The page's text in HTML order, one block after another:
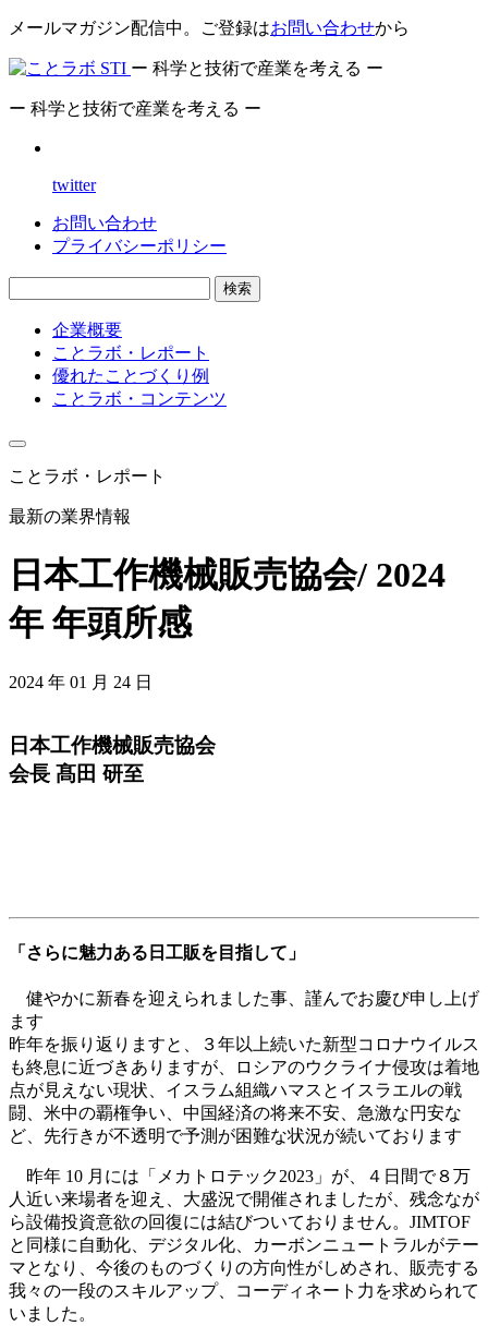
メールマガジン配信中。ご登録はお問い合わせから
ー 科学と技術で産業を考える ー
ー 科学と技術で産業を考える ー
twitter
お問い合わせ
プライバシーポリシー
検索
企業概要
ことラボ・レポート
優れたことづくり例
ことラボ・コンテンツ
ことラボ・レポート
最新の業界情報
日本工作機械販売協会/ 2024
年 年頭所感
2024 年 01 月 24 日
日本工作機械販売協会
会長 髙田 研至
「さらに魅力ある日工販を目指して」
健やかに新春を迎えられました事、謹んでお慶び申し上げ
ます
昨年を振り返りますと、３年以上続いた新型コロナウイルス
も終息に近づきありますが、ロシアのウクライナ侵攻は着地
点が見えない現状、イスラム組織ハマスとイスラエルの戦
闘、米中の覇権争い、中国経済の将来不安、急激な円安な
ど、先行きが不透明で予測が困難な状況が続いております
昨年 10 月には「メカトロテック2023」が、４日間で８万
人近い来場者を迎え、大盛況で開催されましたが、残念なが
ら設備投資意欲の回復には結びついておりません。JIMTOF
と同様に自動化、デジタル化、カーボンニュートラルがテー
マとなり、今後のものづくりの方向性がしめされ、販売する
我々の一段のスキルアップ、コーディネート力を求められて
いました。